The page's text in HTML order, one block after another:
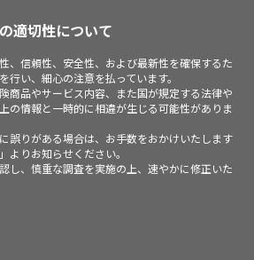
適切性について
、信頼性、安全性、および最新性を確保するた
行い、細心の注意を払っています。
商品やサービス内容、また国が規定する法律や
の情報と一時的に相違が生じる可能性がありま
誤りがある場合は、お手数をおかけいたします
よりお知らせください。
し、慎重な調査を実施の上、速やかに修正いた